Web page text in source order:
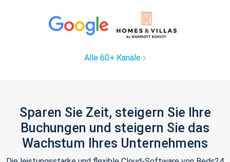
Alle 60+ Kanäle
Sparen Sie Zeit, steigern Sie Ihre
Buchungen und steigern Sie das
Wachstum Ihres Unternehmens